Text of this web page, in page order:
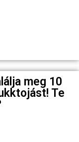
meg 10
Te